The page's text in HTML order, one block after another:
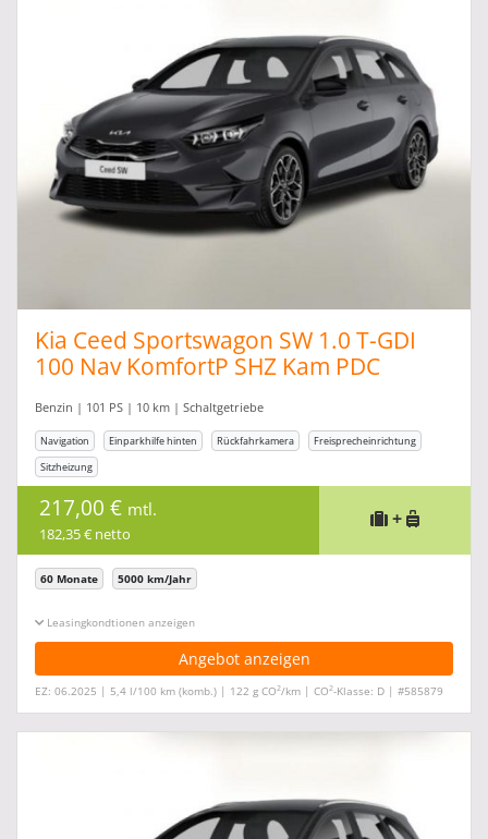
Kia Ceed Sportswagon SW 1.0 T-GDI
100 Nav KomfortP SHZ Kam PDC
Benzin | 101 PS | 10 km | Schaltgetriebe
Navigation Einparkhilfe hinten Rückfahrkamera
Freisprecheinrichtung
Sitzheizung
217,00 € mtl.
182,35 € netto
+
60 Monate 5000 km/Jahr
Leasingkonditionen ein-/ausblenden
Angebot anzeigen
EZ: 06.2025 | 5,4 l/100 km (komb.) | 122 g CO2/km | CO2-Klasse: D | #585879